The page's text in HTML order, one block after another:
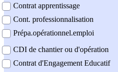
Contrat apprentissage
Cont. professionnalisation
Prépa.opérationnel.emploi
CDI de chantier ou d'opération
Contrat d'Engagement Educatif